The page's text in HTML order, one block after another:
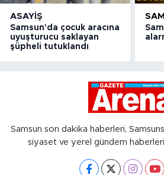
ASAYIŞ
Samsun'da çocuk aracına
uyuşturucu saklayan
şüpheli tutuklandı
Samsun son dakika haberleri,
siyaset ve yerel gündem